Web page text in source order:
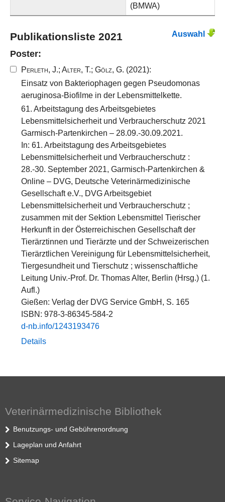
(BMWA)
Auswahl
Publikationsliste 2021
Poster:
Perleth, J.; Alter, T.; Gölz, G. (2021):
Einsatz von Bakteriophagen gegen Pseudomonas
aeruginosa-Biofilme in der Lebensmittelkette.
61. Arbeitstagung des Arbeitsgebietes
Lebensmittelsicherheit und Verbraucherschutz 2021
Garmisch-Partenkirchen – 28.09.-30.09.2021.
In: 61. Arbeitstagung des Arbeitsgebietes
Lebensmittelsicherheit und Verbraucherschutz :
28.-30. September 2021, Garmisch-Partenkirchen &
Online – DVG, Deutsche Veterinärmedizinische
Gesellschaft e.V., DVG Arbeitsgebiet
Lebensmittelsicherheit und Verbraucherschutz ;
zusammen mit der Sektion Lebensmittel Tierischer
Herkunft in der Österreichischen Gesellschaft der
Tierärztinnen und Tierärzte und der Schweizerischen
Tierärztlichen Vereinigung für Lebensmittelsicherheit,
Tiergesundheit und Tierschutz ; wissenschaftliche
Leitung Univ.-Prof. Dr. Thomas Alter, Berlin (Hrsg.) (1.
Aufl.)
Gießen: Verlag der DVG Service GmbH, S. 165
ISBN: 978-3-86345-584-2
d-​nb.​info/​1243193476​
Details
Veterinärmedizinische Bibliothek
Benutzungs- und Gebührenordnung
Lageplan und Anfahrt
Sitemap